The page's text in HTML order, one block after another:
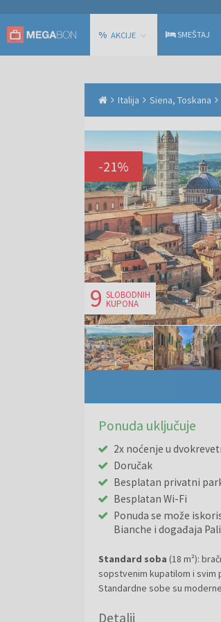
% AKCIJE SMEŠTAJ
Italija Siena, Toskana
-21%
9 SLOBODNIH
KUPONA
Ponuda uključuje
2x noćenje u
Doručak
Besplatan privatni
Besplatan Wi-Fi
Ponuda se može
Bianche i događaja
Standard soba (18 m²):
sopstvenim kupatilom i svim
Standardne sobe su
Detalji